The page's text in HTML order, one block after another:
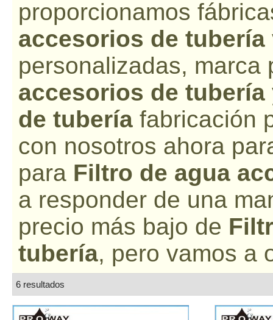
proporcionamos
accesorios de tubería
personalizadas,
accesorios de tubería
de tubería fabricación
con nosotros ahora
para Filtro de agua
a responder de una
precio más bajo de
tubería, pero vamos a
6 resultados